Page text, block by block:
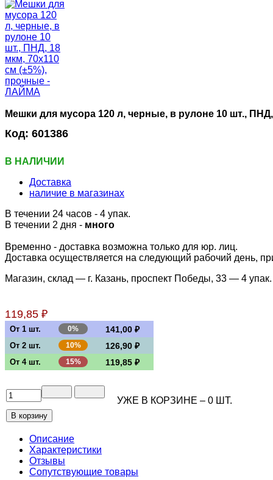
Мешки для мусора 120 л, черные, в рулоне 10 шт.,
Код: 601386
В НАЛИЧИИ
Доставка
наличие в магазинах
В течении 24 часов - 4 упак.
В течении 2 дня - много
Временно - доставка возможна только для юр. лиц.
Доставка осуществляется на следующий рабочий день,
Магазин, склад — г. Казань, проспект Победы, 33 — 4 упак.
119,85 ₽
От 1 шт. 0% 141,00 ₽
От 2 шт. 10% 126,90 ₽
От 4 шт. 15% 119,85 ₽
УЖЕ В КОРЗИНЕ – 0 ШТ.
Описание
Характеристики
Отзывы
Сопутствующие товары